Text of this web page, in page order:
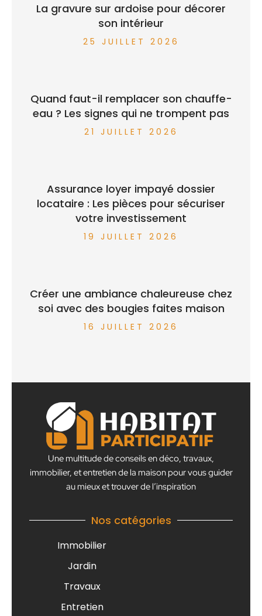
La gravure sur ardoise pour décorer
son intérieur
25 JUILLET 2026
Quand faut-il remplacer son chauffe-
eau ? Les signes qui ne trompent pas
21 JUILLET 2026
Assurance loyer impayé dossier
locataire : Les pièces pour sécuriser
votre investissement
19 JUILLET 2026
Créer une ambiance chaleureuse chez
soi avec des bougies faites maison
16 JUILLET 2026
Une multitude de conseils en déco, travaux,
immobilier, et entretien de la maison pour vous guider
au mieux et trouver de l’inspiration
Nos catégories
Immobilier
Jardin
Travaux
Entretien